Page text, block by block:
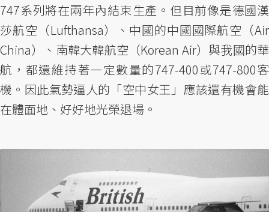
747系列將在兩年內結束生產。但目前像是德國漢
莎航空（Lufthansa）、中國的中國國際航空（Air
China）、南韓大韓航空（Korean Air）與我國的華
航，都還維持著一定數量的747-400或747-800客
機。因此氣勢逼人的「空中女王」應該還有機會能
在體面地、好好地光榮退場。